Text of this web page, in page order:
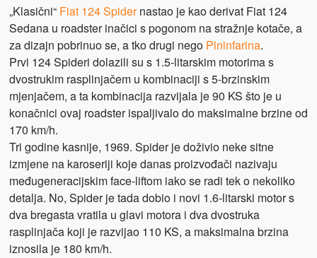
„Klasični“ Fiat 124 Spidernastao je kao derivat Fiat 124
Sedana u roadster inačici s pogonom na stražnje kotače, a
za dizajn pobrinuo se, a tko drugi nego Pininfarina.
Prvi 124 Spideri dolazili su s 1.5-litarskim motorima s
dvostrukim rasplinjačem u kombinaciji s 5-brzinskim
mjenjačem, a ta kombinacija razvijala je 90 KS što je u
konačnici ovaj roadster ispaljivalo do maksimalne brzine od
170 km/h.
Tri godine kasnije, 1969. Spider je doživio neke sitne
izmjene na karoseriji koje danas proizvođači nazivaju
međugeneracijskim face-liftom iako se radi tek o nekoliko
detalja. No, Spider je tada dobio i novi 1.6-litarski motor s
dva bregasta vratila u glavi motora i dva dvostruka
rasplinjača koji je razvijao 110 KS, a maksimalna brzina
iznosila je 180 km/h.